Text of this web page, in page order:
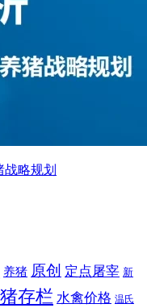
战略规划
养猪 原创 定点屠宰 新
存栏 水禽价格 温氏